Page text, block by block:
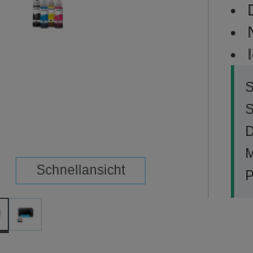
Schnellansicht